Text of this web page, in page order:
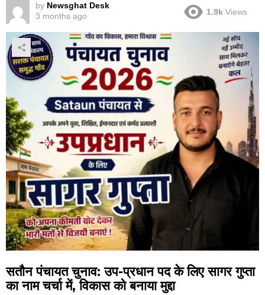
by Newsghat Desk
3 months ago
1.9k Views
सतौन पंचायत चुनाव: उप-प्रधान पद के लिए सागर गुप्ता
का नाम चर्चा में, विकास को बनाया मुद्दा